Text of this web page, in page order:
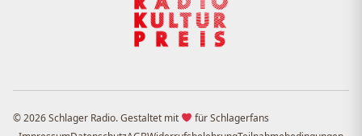
© 2026 Schlager Radio. Gestaltet mit
für Schlagerfans